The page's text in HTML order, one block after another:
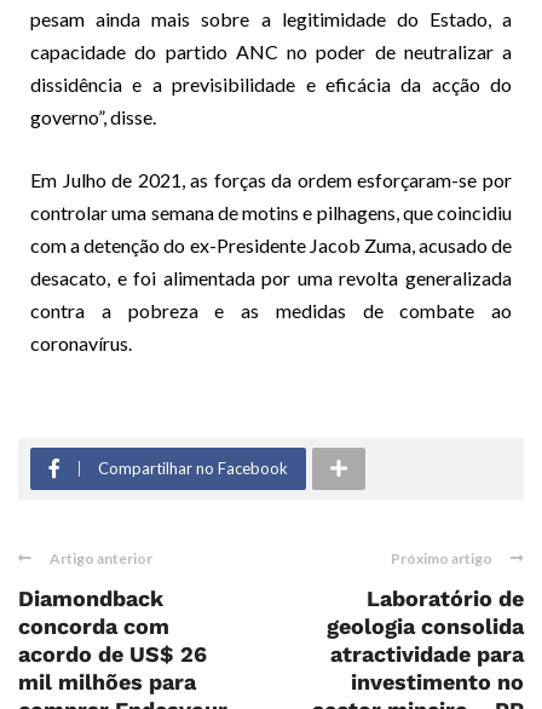
pesam ainda mais sobre a legitimidade do Estado, a
capacidade do partido ANC no poder de neutralizar a
dissidência e a previsibilidade e eficácia da acção do
governo”, disse.
Em Julho de 2021, as forças da ordem esforçaram-se por
controlar uma semana de motins e pilhagens, que coincidiu
com a detenção do ex-Presidente Jacob Zuma, acusado de
desacato, e foi alimentada por uma revolta generalizada
contra a pobreza e as medidas de combate ao
coronavírus.
Compartilhar no Facebook
Artigo anterior
Diamondback
concorda com
acordo de US$ 26
mil milhões para
Próximo artigo
Laboratório de
geologia consolida
atractividade para
investimento no